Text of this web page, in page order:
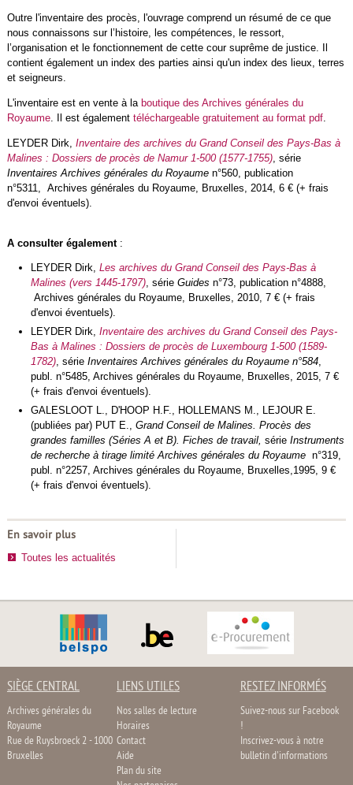
Outre l'inventaire des procès, l'ouvrage comprend un résumé de ce que
nous connaissons sur l’histoire, les compétences, le ressort,
l’organisation et le fonctionnement de cette cour suprême de justice. Il
contient également un index des parties ainsi qu'un index des lieux, terres
et seigneurs.
L'inventaire est en vente à la boutique des Archives générales du
Royaume. Il est également téléchargeable gratuitement au format pdf.
LEYDER Dirk, Inventaire des archives du Grand Conseil des Pays-Bas à
Malines : Dossiers de procès de Namur 1-500 (1577-1755), série
Inventaires Archives générales du Royaume n°560, publication
n°5311, Archives générales du Royaume, Bruxelles, 2014, 6 € (+ frais
d'envoi éventuels).
A consulter également :
LEYDER Dirk, Les archives du Grand Conseil des Pays-Bas à
Malines (vers 1445-1797), série Guides n°73, publication n°4888,
Archives générales du Royaume, Bruxelles, 2010, 7 € (+ frais
d'envoi éventuels).
LEYDER Dirk, Inventaire des archives du Grand Conseil des Pays-
Bas à Malines : Dossiers de procès de Luxembourg 1-500 (1589-
1782), série Inventaires Archives générales du Royaume n°584,
publ. n°5485, Archives générales du Royaume, Bruxelles, 2015, 7 €
(+ frais d'envoi éventuels).
GALESLOOT L., D'HOOP H.F., HOLLEMANS M., LEJOUR E.
(publiées par) PUT E., Grand Conseil de Malines. Procès des
grandes familles (Séries A et B). Fiches de travail, série Instruments
de recherche à tirage limité Archives générales du Royaume n°319,
publ. n°2257, Archives générales du Royaume, Bruxelles,1995, 9 €
(+ frais d'envoi éventuels).
En savoir plus
Toutes les actualités
SIÈGE CENTRAL
Archives générales du
Royaume
Rue de Ruysbroeck 2 - 1000
Bruxelles
LIENS UTILES
Nos salles de lecture
Horaires
Contact
Aide
Plan du site
RESTEZ INFORMÉS
Suivez-nous sur Facebook
!
Inscrivez-vous à notre
bulletin d'informations